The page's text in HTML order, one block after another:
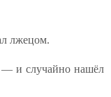
лжецом.
— и случайно нашёл